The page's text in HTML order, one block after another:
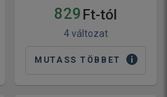
829 Ft-tól
4 változat
MUTASS TÖBBET